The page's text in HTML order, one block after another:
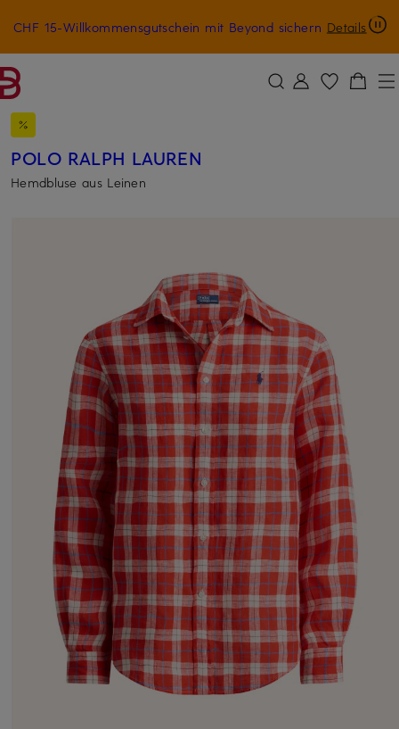
ZUM HAUPTINHALT ÜBERSPRINGEN ZUM SUCHFELD ÜBERSPRINGEN
CHF 15-Willkommensgutschein mit Beyond sichern Details
POLO RALPH LAUREN
Hemdbluse aus Leinen